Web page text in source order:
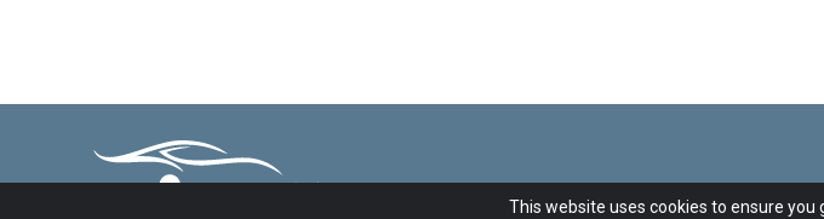
This website uses cookies to ensure you